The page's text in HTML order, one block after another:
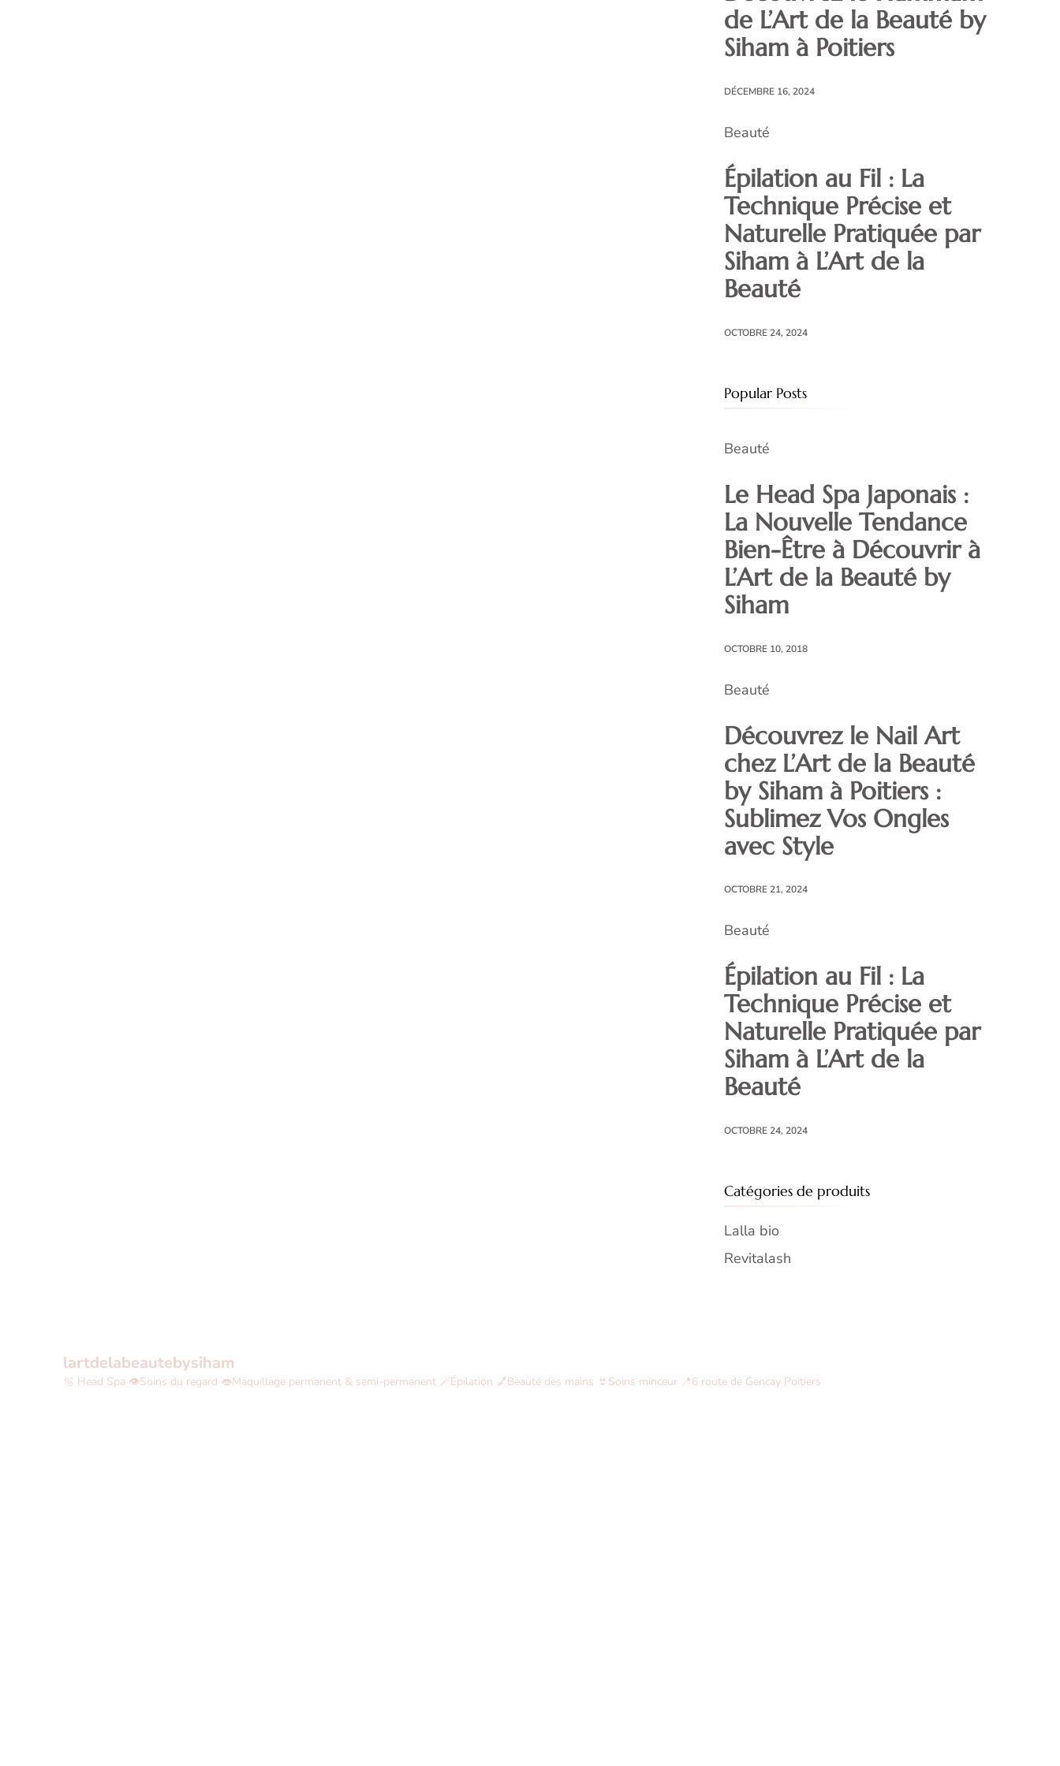
de L’Art de la Beauté by
Siham à Poitiers
DÉCEMBRE 16, 2024
Beauté
Épilation au Fil : La
Technique Précise et
Naturelle Pratiquée par
Siham à L’Art de la
Beauté
OCTOBRE 24, 2024
Popular Posts
Beauté
Le Head Spa Japonais :
La Nouvelle Tendance
Bien-Être à Découvrir à
L’Art de la Beauté by
Siham
OCTOBRE 10, 2018
Beauté
Découvrez le Nail Art
chez L’Art de la Beauté
by Siham à Poitiers :
Sublimez Vos Ongles
avec Style
OCTOBRE 21, 2024
Beauté
Épilation au Fil : La
Technique Précise et
Naturelle Pratiquée par
Siham à L’Art de la
Beauté
OCTOBRE 24, 2024
Catégories de produits
Lalla bio
Revitalash
lartdelabeautebysiham
🫧 Head Spa 👁Soins du regard 👄Maquillage permanent & semi-permanent 🪄Épilation 💅Beauté des mains 👙Soins minceur 📍6 route de Gencay Poitiers